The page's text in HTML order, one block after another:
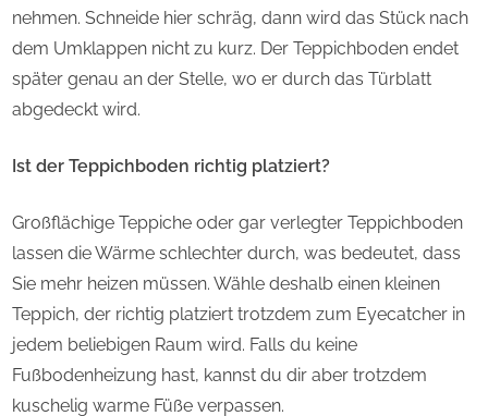
nehmen. Schneide hier schräg, dann wird das Stück nach
dem Umklappen nicht zu kurz. Der Teppichboden endet
später genau an der Stelle, wo er durch das Türblatt
abgedeckt wird.
Ist der Teppichboden richtig platziert?
Großflächige Teppiche oder gar verlegter Teppichboden
lassen die Wärme schlechter durch, was bedeutet, dass
Sie mehr heizen müssen. Wähle deshalb einen kleinen
Teppich, der richtig platziert trotzdem zum Eyecatcher in
jedem beliebigen Raum wird. Falls du keine
Fußbodenheizung hast, kannst du dir aber trotzdem
kuschelig warme Füße verpassen.